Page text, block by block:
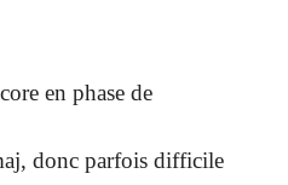
en phase de
donc parfois difficile